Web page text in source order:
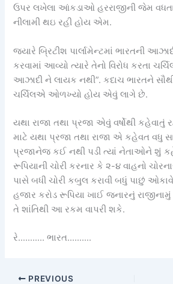
ઉપર લખેલા આંકડાઓ હરરાજીની જેમ
નીલામી થઇ રહી હોય એમ.
જયારે બ્રિટીશ પાર્લામેન્ટમાં ભારતની
કરવામાં આવ્યો ત્યારે તેનો વિરોધ કરતા
આઝાદી ને લાયક નથી”. કદાચ ભારતને સૌથી
ચર્ચિલએ ઓળખ્યો હોય એવું લાગે છે.
યથા રાજા તથા પ્રજા એવું વર્ષોથી
માટે યથા પ્રજા તથા રાજા એ કહેવત વધુ
પ્રજાનેજ કઈ નથી પડી ત્યાં નેતાઓને શું
રૂપિયાની ચોરી કરનાર કે ૨-૪ વાહનો
પાસે બધી ચોરી કબુલ કરાવી બધું પાછું
હજાર કરોડ રૂપિયા ખાઈ જનારનું
તે શાંતિથી આ રકમ વાપરી શકે.
રે……….. ભારત……….
PREVIOUS